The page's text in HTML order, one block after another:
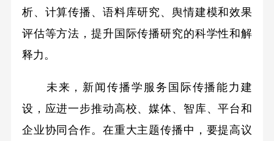
析、计算传播、语料库研究、舆情建模和效果
评估等方法，提升国际传播研究的科学性和解
释力。
未来，新闻传播学服务国际传播能力建
设，应进一步推动高校、媒体、智库、平台和
企业协同合作。在重大主题传播中，要提高议